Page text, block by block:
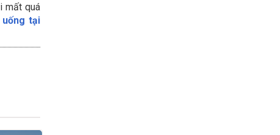
mất quá
uống tại